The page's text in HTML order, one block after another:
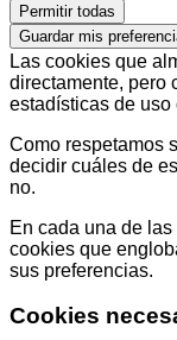
Permitir todas
Guardar mis
Las cookies que
directamente, pero
estadísticas de uso
Como respetamos
decidir cuáles de
no.
En cada una de
cookies que
sus preferencias.
Cookies